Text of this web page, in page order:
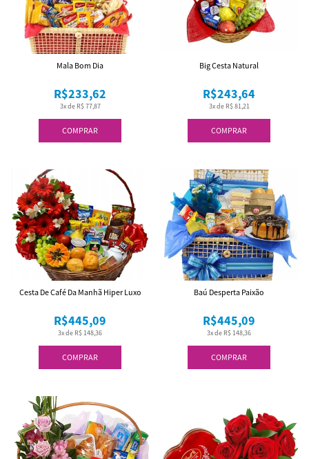
COMPRAR
3x de R$ 77,87
R$233,62
Mala Bom Dia
COMPRAR
3x de R$ 81,21
R$243,64
Big Cesta Natural
COMPRAR
3x de R$ 148,36
R$445,09
Cesta De Café Da Manhã Hiper Luxo
COMPRAR
3x de R$ 148,36
R$445,09
Baú Desperta Paixão